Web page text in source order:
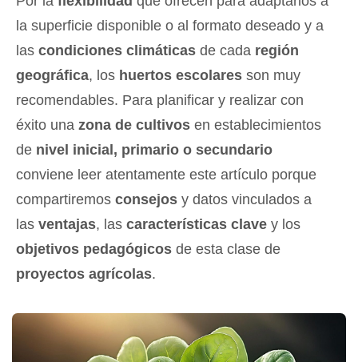
la superficie disponible o al formato deseado y a
las condiciones climáticas de cada región
geográfica, los huertos escolares son muy
recomendables. Para planificar y realizar con
éxito una zona de cultivos en establecimientos
de nivel inicial, primario o secundario
conviene leer atentamente este artículo porque
compartiremos consejos y datos vinculados a
las ventajas, las características clave y los
objetivos pedagógicos de esta clase de
proyectos agrícolas.